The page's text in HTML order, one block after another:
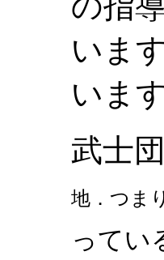
いま
いま
武士
地．つま
ってい